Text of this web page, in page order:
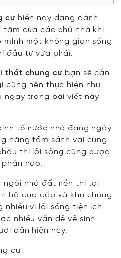
cư hiện nay đang dành
tâm của các chủ nhà khi
mình một không gian sống
đầu tư vừa phải.
thất chung cư bạn sẽ cần
cũng nên thực hiện như
ngay trong bài viết này
tế nước nhà đang ngày
nâng tầm sánh vai cùng
thì lối sống cũng được
nào.
ngôi nhà đất nền thì tại
hộ cao cấp và khu chung
nhiều vì lối sống tiện ích
nhiều vấn đề về sinh
dân hiện nay.